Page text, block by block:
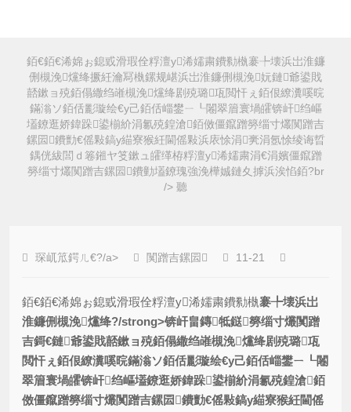
銆€銆€浠婂ぉ鎴戜滑瑕佺粰澶у浠嬬粛鐨勬槸褰╄壊浜岀淮鐮
侀槻浼爣绛撅紝瀹冩槸鏍规嵁浜岀淮鐮侀槻浼妧鏈爺鍙戝
嚭鏉ョ殑銆傝繖绉嶉槻浼爣绛剧殑璐瓨閲忓ぇ銆佷繚瀵嗘晥
鏋滃ソ銆佸彲璇绘€у己銆佸崰鐢ㄧ┖闂翠篃寰堝皬锛屽绉嶇
壒鐐逛娇鍏跺鍙椾紒涓氱殑鍠滄銆傚僵鑹蹭簩缁寸爜闃蹭吉
鏍囩鐨勯€傜敤鎬у緢寮猴紝閫傜敤浜庡悇涓亴涓氬悇绫诲晢
鍝侊紱閭ｄ箞鎺ヤ笅鏉ュ皬缂栫粰澶у浠嬬粛涓€涓嬪僵鑹蹭
簩缁寸爜闃蹭吉鏍囩鐨勭壒鐐瑰強浼樺娍鏈夊摢浜涘惂銆?br
/> 聽
琛屼笟鍔ㄦ€?/a> 闃蹭吉鏍囩 11-21
銆€銆€浠婂ぉ鎴戜滑瑕佺粰澶у浠嬬粛鐨勬槸褰╄壊浜岀
淮鐮侀槻浼爣绛?/strong>锛屽畠鏄牴鎹簩缁寸爜闃蹭
吉鎶€鏈爺鍙戝嚭鏉ョ殑銆傝繖绉嶉槻浼爣绛剧殑璐瓨
閲忓ぇ銆佷繚瀵嗘晥鏋滃ソ銆佸彲璇绘€у己銆佸崰鐢ㄧ┖闂
翠篃寰堝皬锛屽绉嶇壒鐐逛娇鍏跺鍙椾紒涓氱殑鍠滄銆
傚僵鑹蹭簩缁寸爜闃蹭吉鏍囩鐨勯€傜敤鎬у緢寮猴紝閫傜